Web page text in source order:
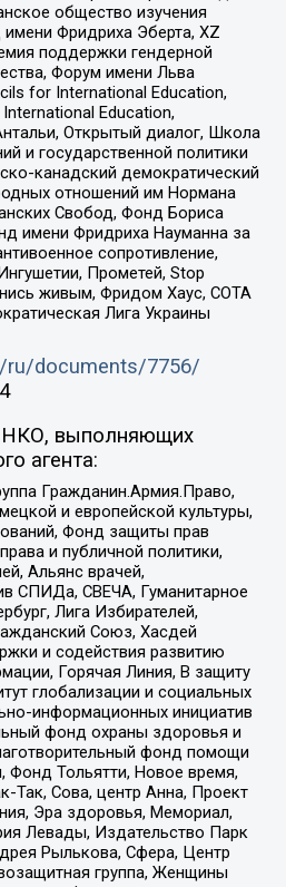
общество изучения
Фридриха Эберта, XZ
поддержки гендерной
Форум имени Льва
for International Education,
Education,
Открытый диалог, Школа
и государственной политики
канадский демократический
отношений им Нормана
Свобод, Фонд Бориса
имени Фридриха Науманна за
сопротивление,
Прометей, Stop
живым, Фридом Хаус, СОТА
Лига Украины
ru/documents/7756/
НКО, выполняющих
агента:
Гражданин.Армия.Право,
и европейской культуры,
Фонд защиты прав
и публичной политики,
Альянс врачей,
СПИДа, СВЕЧА, Гуманитарное
Лига Избирателей,
Союз, Хасдей
и содействия развитию
Горячая Линия, В защиту
глобализации и социальных
информационных инициатив
фонд охраны здоровья и
фонд помощи
Тольятти, Новое время,
Так, Сова, центр Анна, Проект
Эра здоровья, Мемориал,
Левады, Издательство Парк
Рылькова, Сфера, Центр
группа, Женщины